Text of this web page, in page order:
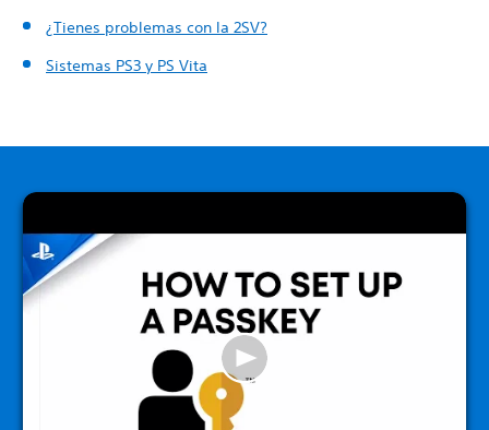
¿Tienes problemas con la 2SV?
Sistemas PS3 y PS Vita